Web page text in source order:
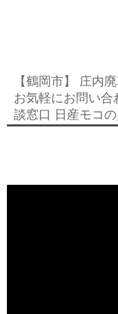
【鶴岡市】 庄内
お気軽にお問い合
談窓口 日産モコ